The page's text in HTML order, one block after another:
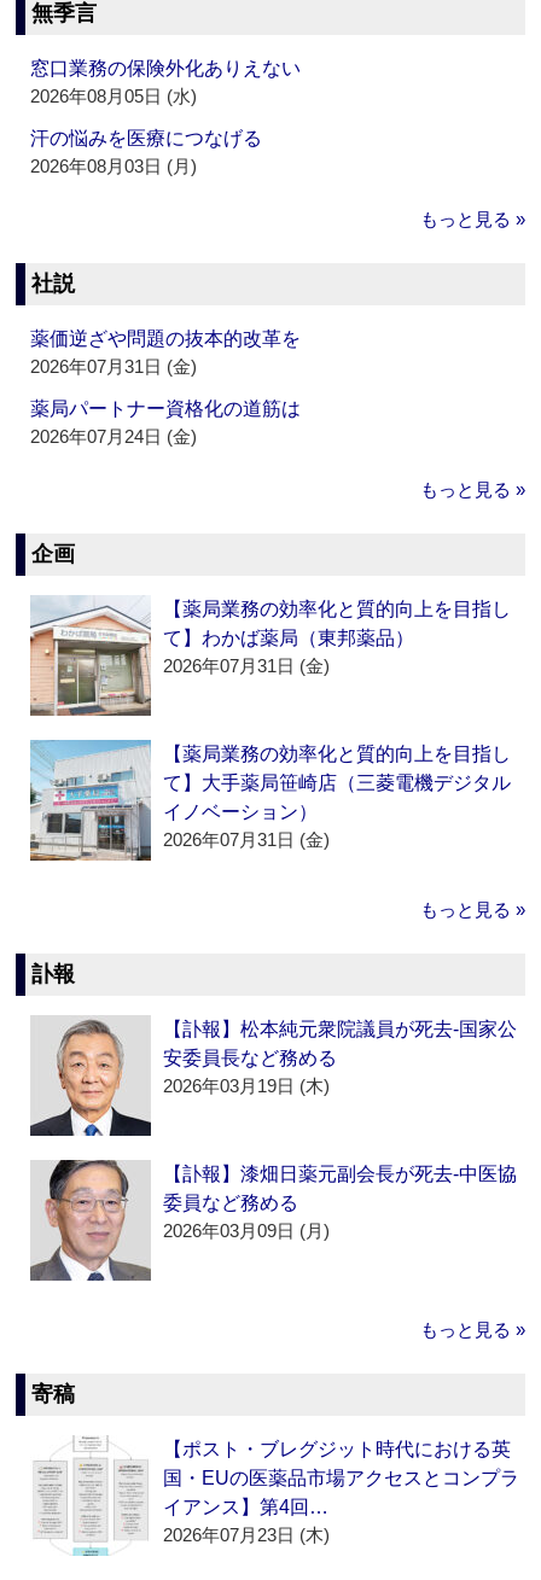
無季言
窓口業務の保険外化ありえない
2026年08月05日 (水)
汗の悩みを医療につなげる
2026年08月03日 (月)
もっと見る »
社説
薬価逆ざや問題の抜本的改革を
2026年07月31日 (金)
薬局パートナー資格化の道筋は
2026年07月24日 (金)
もっと見る »
企画
【薬局業務の効率化と質的向上を目指し
て】わかば薬局（東邦薬品）
2026年07月31日 (金)
【薬局業務の効率化と質的向上を目指し
て】大手薬局笹崎店（三菱電機デジタル
イノベーション）
2026年07月31日 (金)
もっと見る »
訃報
【訃報】松本純元衆院議員が死去‐国家公
安委員長など務める
2026年03月19日 (木)
【訃報】漆畑日薬元副会長が死去‐中医協
委員など務める
2026年03月09日 (月)
もっと見る »
寄稿
【ポスト・ブレグジット時代における英
国・EUの医薬品市場アクセスとコンプラ
イアンス】第4回…
2026年07月23日 (木)